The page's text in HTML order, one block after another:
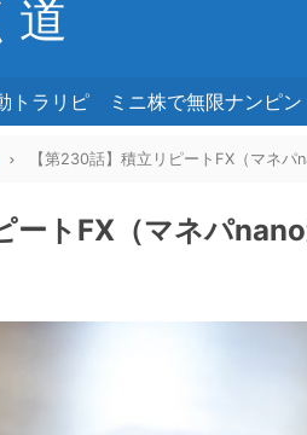
道
トラリピ ミニ株で無限ナンピン
【第230話】積立リピートFX（マネ
ートFX（マネパ